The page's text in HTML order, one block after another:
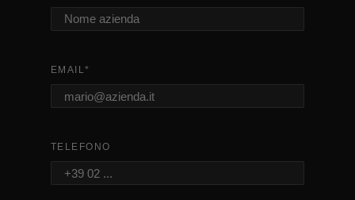
EMAIL*
TELEFONO